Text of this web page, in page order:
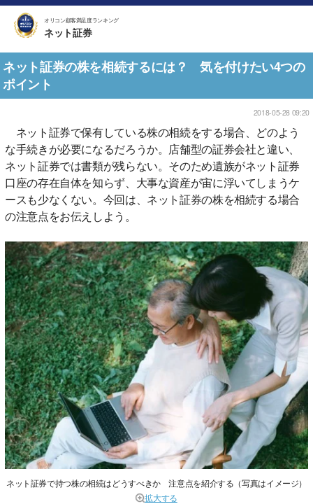
オリコン顧客満足度ランキング
ネット証券
ネット証券の株を相続するには？ 気を付けたい4つの
ポイント
2018-05-28 09:20
ネット証券で保有している株の相続をする場合、どのよう
な手続きが必要になるだろうか。店舗型の証券会社と違い、
ネット証券では書類が残らない。そのため遺族がネット証券
口座の存在自体を知らず、大事な資産が宙に浮いてしまうケ
ースも少なくない。今回は、ネット証券の株を相続する場合
の注意点をお伝えしよう。
ネット証券で持つ株の相続はどうすべきか 注意点を紹介する（写真はイメージ）
拡大する